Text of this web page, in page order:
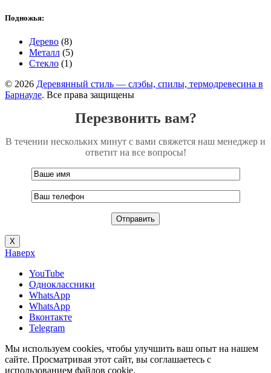
Подножья:
Дерево (8)
Металл (5)
Стекло (1)
© 2026 Деревянный стиль — слэбы, спилы, термодревесина в
Барнауле. Все права защищены
Перезвонить вам?
В течении нескольких минут с вами свяжется наш менеджер и
ответит на все вопросы!
Х
Наверх
YouTube
Одноклассники
WhatsApp
WhatsApp
Вконтакте
Telegram
Мы используем cookies, чтобы улучшить ваш опыт на нашем
сайте. Просматривая этот сайт, вы соглашаетесь с
использованием файлов cookie.